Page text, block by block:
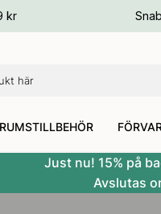
kr
Just nu! 15% på
Avslutas